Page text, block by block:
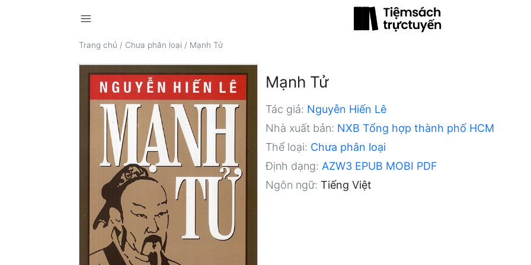
menu
Trang chủ / Chưa phân loại / Mạnh Tử
Mạnh Tử
Tác giả: Nguyễn Hiến Lê
Nhà xuất bản: NXB Tổng hợp thành phố HCM
Thể loại: Chưa phân loại
Định dạng: AZW3 EPUB MOBI PDF
Ngôn ngữ: Tiếng Việt